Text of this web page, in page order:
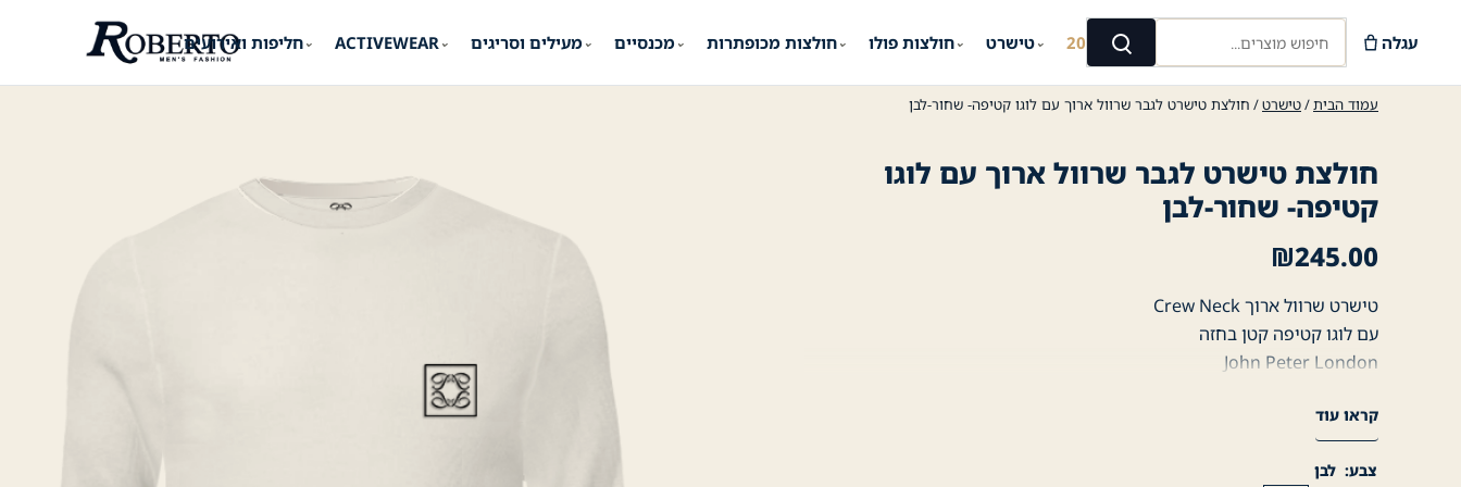
חליפות ואירועים⌄ ACTIVEWEAR ⌄ מעילים וסריגים⌄ מכנסיים⌄ חולצות מכופתרות⌄ חולצות פולו⌄ טישרט⌄ קיץ 2026 חיפוש מוצרים...
חיפוש עגלה
עמוד הבית/טישרט/ חולצת טישרט לגבר שרוול ארוך עם לוגו קטיפה- שחור-לבן
חולצת טישרט לגבר שרוול ארוך עם לוגו
קטיפה- שחור-לבן
₪245.00
טישרט שרוול ארוך Crew Neck
עם לוגו קטיפה קטן בחזה
John Peter London
5% ספנדקס
קראו עוד
צבע לבן